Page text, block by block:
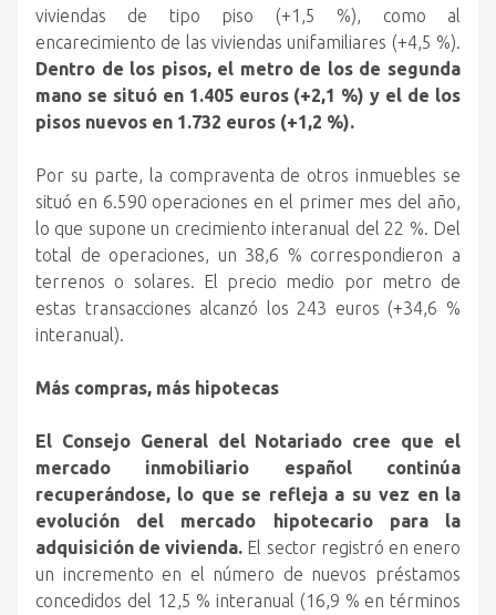
viviendas de tipo piso (+1,5 %), como al
encarecimiento de las viviendas unifamiliares (+4,5 %).
Dentro de los pisos, el metro de los de segunda
mano se situó en 1.405 euros (+2,1 %) y el de los
pisos nuevos en 1.732 euros (+1,2 %).
Por su parte, la compraventa de otros inmuebles se
situó en 6.590 operaciones en el primer mes del año,
lo que supone un crecimiento interanual del 22 %. Del
total de operaciones, un 38,6 % correspondieron a
terrenos o solares. El precio medio por metro de
estas transacciones alcanzó los 243 euros (+34,6 %
interanual).
Más compras, más hipotecas
El Consejo General del Notariado cree que el
mercado inmobiliario español continúa
recuperándose, lo que se refleja a su vez en la
evolución del mercado hipotecario para la
adquisición de vivienda. El sector registró en enero
un incremento en el número de nuevos préstamos
concedidos del 12,5 % interanual (16,9 % en términos